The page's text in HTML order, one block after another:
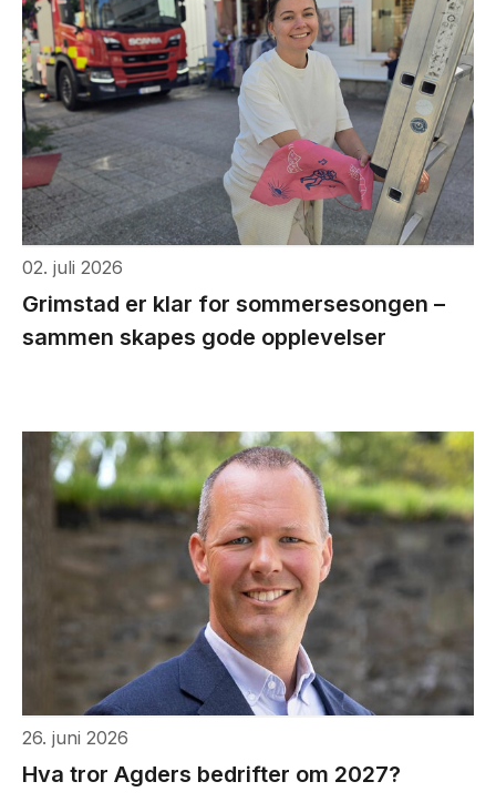
02. juli 2026
Grimstad er klar for sommersesongen –
sammen skapes gode opplevelser
26. juni 2026
Hva tror Agders bedrifter om 2027?